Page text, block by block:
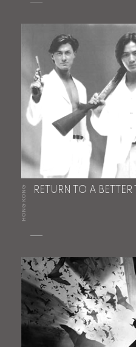
HONG KONG RETURN TO A